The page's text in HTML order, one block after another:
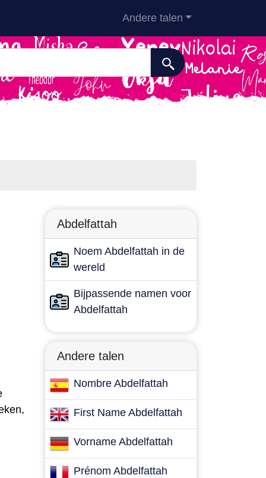
Andere talen
Abdelfattah
Noem Abdelfattah in de
wereld
Bijpassende namen voor
Abdelfattah
Andere talen
Nombre Abdelfattah
First Name Abdelfattah
Vorname Abdelfattah
Prénom Abdelfattah